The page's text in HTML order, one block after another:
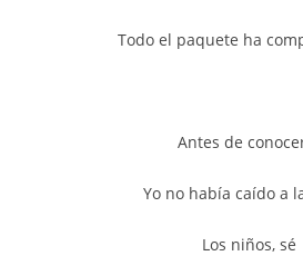
Todo el paquete ha
Antes de
Yo no había caído a
Los niños, sé